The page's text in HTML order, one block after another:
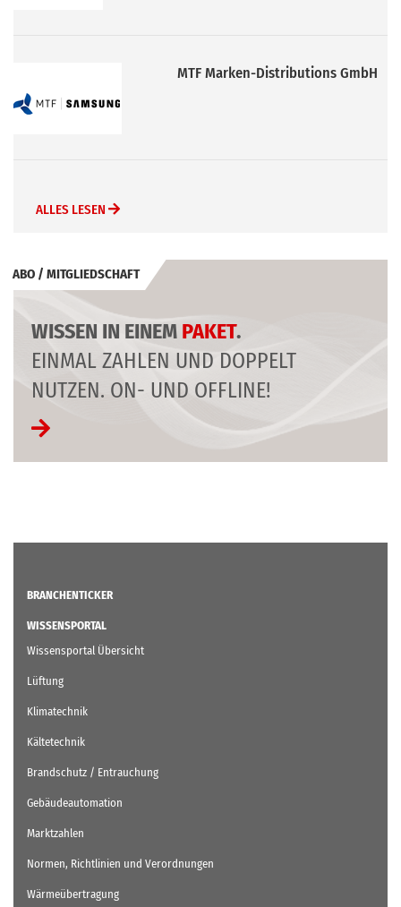
ALLES LESEN
ABO / MITGLIEDSCHAFT
WISSEN IN EINEM PAKET.
EINMAL ZAHLEN UND DOPPELT
NUTZEN. ON- UND OFFLINE!
BRANCHENTICKER
WISSENSPORTAL
Wissensportal Übersicht
Lüftung
Klimatechnik
Kältetechnik
Brandschutz / Entrauchung
Gebäudeautomation
Marktzahlen
Normen, Richtlinien und Verordnungen
Wärmeübertragung